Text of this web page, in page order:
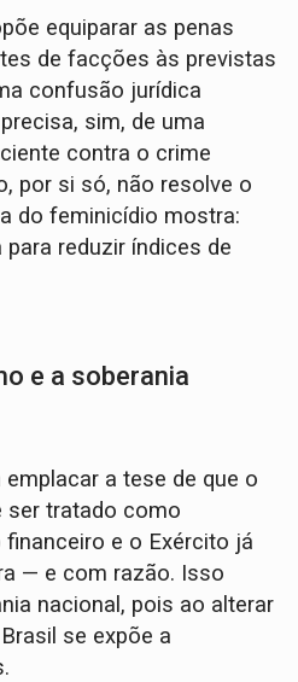
equiparar as penas
de facções às previstas
confusão jurídica
sim, de uma
contra o crime
por si só, não resolve o
do feminicídio mostra:
reduzir índices de
e a soberania
a tese de que o
ser tratado como
e o Exército já
— e com razão. Isso
nacional, pois ao alterar
se expõe a